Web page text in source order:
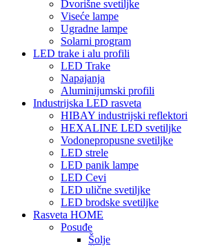
Dvorišne svetiljke
Viseće lampe
Ugradne lampe
Solarni program
LED trake i alu profili
LED Trake
Napajanja
Aluminijumski profili
Industrijska LED rasveta
HIBAY industrijski reflektori
HEXALINE LED svetiljke
Vodonepropusne svetiljke
LED strele
LED panik lampe
LED Cevi
LED ulične svetiljke
LED brodske svetiljke
Rasveta HOME
Posuđe
Šolje